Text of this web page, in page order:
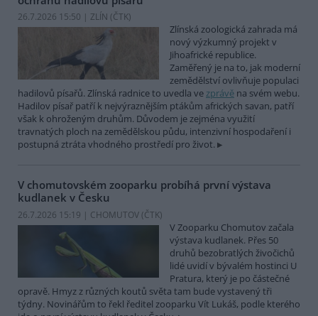
26.7.2026 15:50 | ZLÍN (ČTK)
Zlínská zoologická zahrada má
nový výzkumný projekt v
Jihoafrické republice.
Zaměřený je na to, jak moderní
zemědělství ovlivňuje populaci
hadilovů písařů. Zlínská radnice to uvedla vezprávě na svém webu.
Hadilov písař patří k nejvýraznějším ptákům afrických savan, patří
však k ohroženým druhům. Důvodem je zejména využití
travnatých ploch na zemědělskou půdu, intenzivní hospodaření i
postupná ztráta vhodného prostředí pro život.
V chomutovském zooparku probíhá první výstava
kudlanek v Česku
26.7.2026 15:19 | CHOMUTOV (ČTK)
V Zooparku Chomutov začala
výstava kudlanek. Přes 50
druhů bezobratlých živočichů
lidé uvidí v bývalém hostinci U
Pratura, který je po částečné
opravě. Hmyz z různých koutů světa tam bude vystavený tři
týdny. Novinářům to řekl ředitel zooparku Vít Lukáš, podle kterého